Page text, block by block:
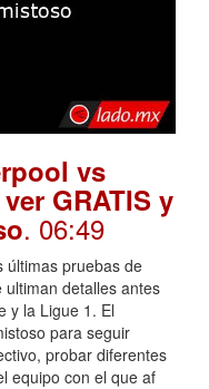
vs
GRATIS y
. 06:49
últimas pruebas de
detalles antes
y la Ligue 1. El
para seguir
probar diferentes
equipo con el que af